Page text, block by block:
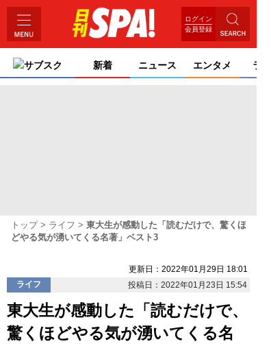
ログイン
会員登録
サブスク 新着 ニュース エンタメ ライ
トップ ライフ
東大生が感動した「読むだけで、驚くほ
どやる気が湧いてくる名著」ベスト3
更新日：2022年01月29日 18:01
ライフ
投稿日：2022年01月23日 15:54
東大生が感動した「読むだけで、
驚くほどやる気が湧いてくる名